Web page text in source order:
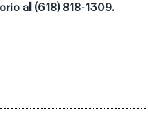
al (618) 818-1309.